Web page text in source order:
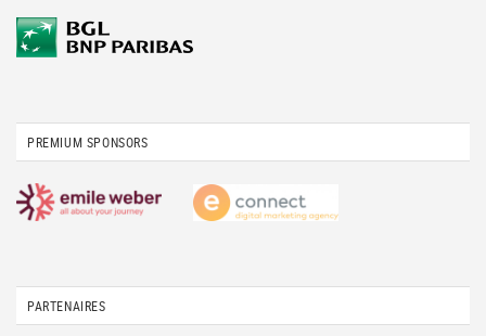
PREMIUM SPONSORS
PARTENAIRES